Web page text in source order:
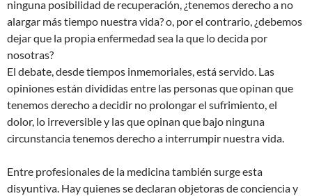
ninguna posibilidad de recuperación, ¿tenemos derecho a no
alargar más tiempo nuestra vida? o, por el contrario, ¿debemos
dejar que la propia enfermedad sea la que lo decida por
nosotras?
El debate, desde tiempos inmemoriales, está servido. Las
opiniones están divididas entre las personas que opinan que
tenemos derecho a decidir no prolongar el sufrimiento, el
dolor, lo irreversible y las que opinan que bajo ninguna
circunstancia tenemos derecho a interrumpir nuestra vida.
Entre profesionales de la medicina también surge esta
disyuntiva. Hay quienes se declaran objetoras de conciencia y